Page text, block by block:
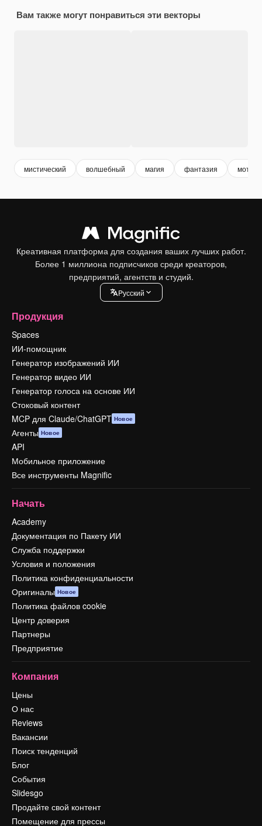
Вам также могут понравиться эти векторы
мистический волшебный магия фантазия
Креативная платформа для создания ваших лучших работ.
Более 1 миллиона подписчиков среди креаторов,
предприятий, агентств и студий.
Pусский
Продукция
Spaces
ИИ-помощник
Генератор изображений ИИ
Генератор видео ИИ
Генератор голоса на основе ИИ
Стоковый контент
MCP для Claude/ChatGPT Новое
Агенты Новое
API
Мобильное приложение
Все инструменты Magnific
Начать
Academy
Документация по Пакету ИИ
Служба поддержки
Условия и положения
Политика конфиденциальности
Оригиналы Новое
Политика файлов cookie
Центр доверия
Партнеры
Предприятие
Компания
Цены
О нас
Reviews
Вакансии
Поиск тенденций
Блог
События
Slidesgo
Продайте свой контент
Помещение для прессы